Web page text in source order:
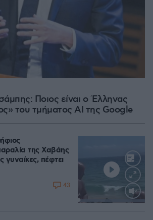
Ποιος είναι ο Έλληνας
του τμήματος AI της Google
Loaded
της Χαβάης
γυναίκες, πέφτει
43